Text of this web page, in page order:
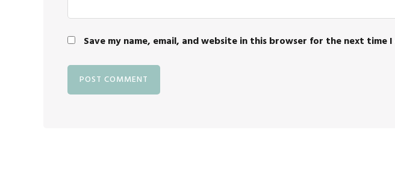
Save my name, email, and website in this browser for the next time